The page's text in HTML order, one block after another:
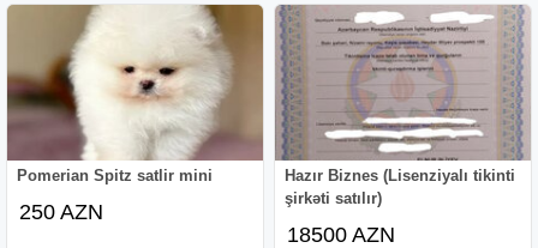
Pomerian Spitz satlir mini
250 AZN
Hazır Biznes (Lisenziyalı tikinti
şirkəti satılır)
18500 AZN